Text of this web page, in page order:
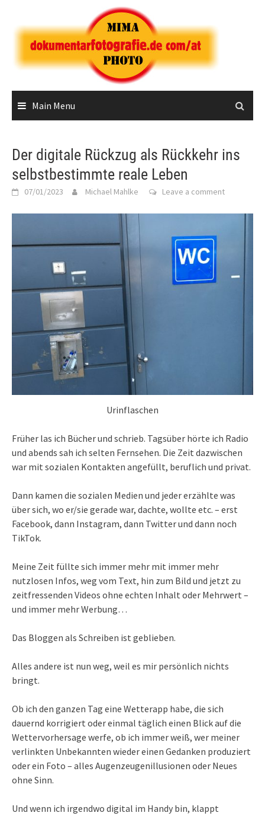
content
Main Menu
Der digitale Rückzug als Rückkehr ins
selbstbestimmte reale Leben
07/01/2023 Michael Mahlke Leave a comment
Urinflaschen
Früher las ich Bücher und schrieb. Tagsüber hörte ich Radio
und abends sah ich selten Fernsehen. Die Zeit dazwischen
war mit sozialen Kontakten angefüllt, beruflich und privat.
Dann kamen die sozialen Medien und jeder erzählte was
über sich, wo er/sie gerade war, dachte, wollte etc. – erst
Facebook, dann Instagram, dann Twitter und dann noch
TikTok.
Meine Zeit füllte sich immer mehr mit immer mehr
nutzlosen Infos, weg vom Text, hin zum Bild und jetzt zu
zeitfressenden Videos ohne echten Inhalt oder Mehrwert –
und immer mehr Werbung…
Das Bloggen als Schreiben ist geblieben.
Alles andere ist nun weg, weil es mir persönlich nichts
bringt.
Ob ich den ganzen Tag eine Wetterapp habe, die sich
dauernd korrigiert oder einmal täglich einen Blick auf die
Wettervorhersage werfe, ob ich immer weiß, wer meiner
verlinkten Unbekannten wieder einen Gedanken produziert
oder ein Foto – alles Augenzeugenillusionen oder Neues
ohne Sinn.
Und wenn ich irgendwo digital im Handy bin, klappt